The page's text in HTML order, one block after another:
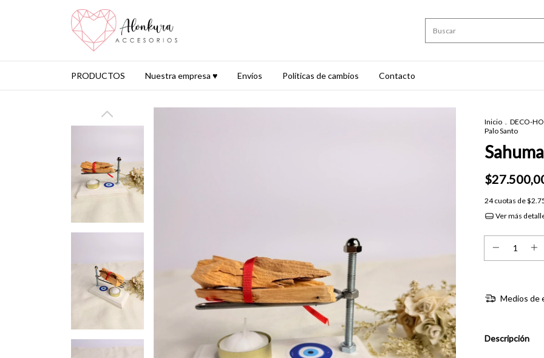
PRODUCTOS Nuestra empresa ♥ Envíos Políticas de cambios Contacto
Inicio . DECO-
Palo Santo
24 cuotas de
Ver más
Medios de
Descripción